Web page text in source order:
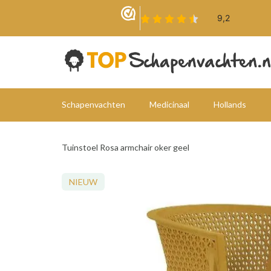
Schapenvachten Medicinaal Hollands
Tuinstoel Rosa armchair oker geel
NIEUW